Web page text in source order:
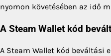
nyomon követésében az idő
A Steam Wallet kód
A Steam Wallet kód beváltási